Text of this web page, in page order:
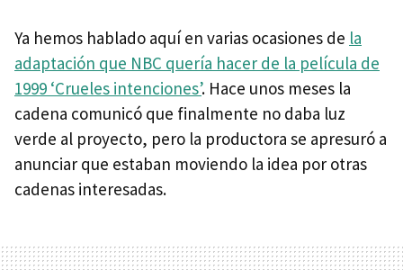
Ya hemos hablado aquí en varias ocasiones de la
adaptación que NBC quería hacer de la película de
1999 ‘Crueles intenciones’. Hace unos meses la
cadena comunicó que finalmente no daba luz
verde al proyecto, pero la productora se apresuró a
anunciar que estaban moviendo la idea por otras
cadenas interesadas.